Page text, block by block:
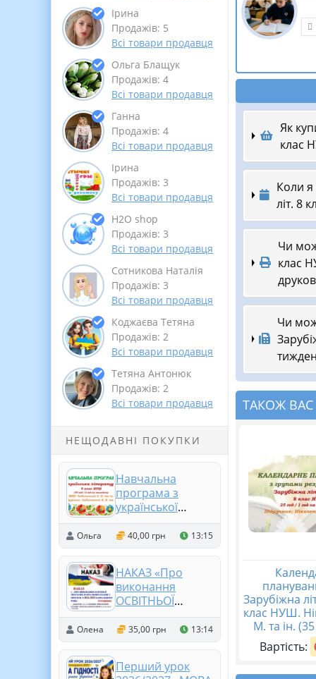
Ірина
Продажів: 5
Всі товари продавця
Ольга Блащук
Продажів: 4
Всі товари продавця
Ганна
Продажів: 4
Всі товари продавця
Ірина
Продажів: 3
Всі товари продавця
Н2О shop
Продажів: 3
Всі товари продавця
Сотникова Наталія
Продажів: 3
Всі товари продавця
Коджаєва Тетяна
Продажів: 2
Всі товари продавця
Тетяна Антонюк
Продажів: 2
Всі товари продавця
НЕЩОДАВНІ ПОКУПКИ
Навчальна
програма з
української
літератури для 9
класу НУШ.
Заболотний В. В.
год на тиждень)
Ольга 40,00 грн 13:15
НАКАЗ «Про
виконання
ОСВІТНЬОЇ
ПРОГРАМИ,
навчальних
планів і програм
навчальному
Олена 35,00 грн 13:14
Перший урок
Як
клас
Коли я
літ. 8
Чи
клас
Чи
ТАКОЖ
Зарубіжна
клас НУШ.
М. та ін.
Вартість: